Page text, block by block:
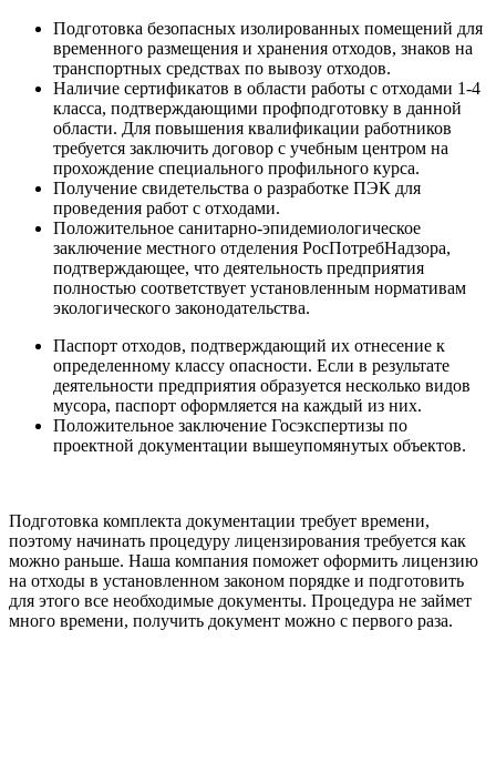
Подготовка безопасных изолированных помещений для
временного размещения и хранения отходов, знаков на
транспортных средствах по вывозу отходов.
Наличие сертификатов в области работы с отходами 1-4
класса, подтверждающими профподготовку в данной
области. Для повышения квалификации работников
требуется заключить договор с учебным центром на
прохождение специального профильного курса.
Получение свидетельства о разработке ПЭК для
проведения работ с отходами.
Положительное санитарно-эпидемиологическое
заключение местного отделения РосПотребНадзора,
подтверждающее, что деятельность предприятия
полностью соответствует установленным нормативам
экологического законодательства.
Паспорт отходов, подтверждающий их отнесение к
определенному классу опасности. Если в результате
деятельности предприятия образуется несколько видов
мусора, паспорт оформляется на каждый из них.
Положительное заключение Госэкспертизы по
проектной документации вышеупомянутых объектов.
Подготовка комплекта документации требует времени,
поэтому начинать процедуру лицензирования требуется как
можно раньше. Наша компания поможет оформить лицензию
на отходы в установленном законом порядке и подготовить
для этого все необходимые документы. Процедура не займет
много времени, получить документ можно с первого раза.